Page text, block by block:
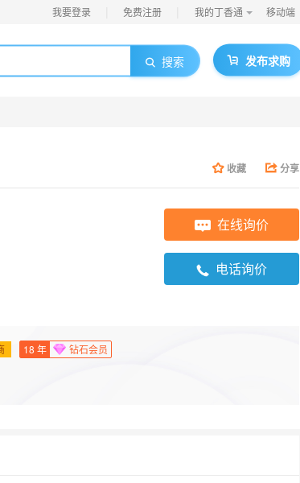
我要登录 免费注册 我的丁香通 移动端
搜索 发布求购
收藏 分享
在线询价
电话询价
18 年 钻石会员